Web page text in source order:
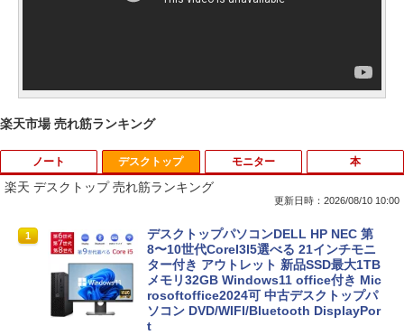
楽天市場 売れ筋ランキング
ノート
1
良品 フルHD 15.6インチ TOSHIBA dyna
book B65HU Windows11 卓越性能 第1
1世代Core i5-1135G7 16GB 爆速NVMe
式512GB-SSD カメラ 無線Wi-Fi6 Office
付き Win11【中古ノートパソコン 中古パ
ソコン 中古PC】送料無料 あす楽対応 即
日発送（Windows10も対応可能 Win1
デスクトップ
楽天 デスクトップ 売れ筋ランキング
更新日時：2026/08/10 10:00
1
デスクトップパソコンDELL HP NEC 第
8〜10世代CoreI3I5選べる 21インチモニ
ター付き アウトレット 新品SSD最大1TB
メモリ32GB Windows11 office付き Mic
rosoftoffice2024可 中古デスクトップパ
ソコン DVD/WIFI/Bluetooth DisplayPor
t
モニター 本